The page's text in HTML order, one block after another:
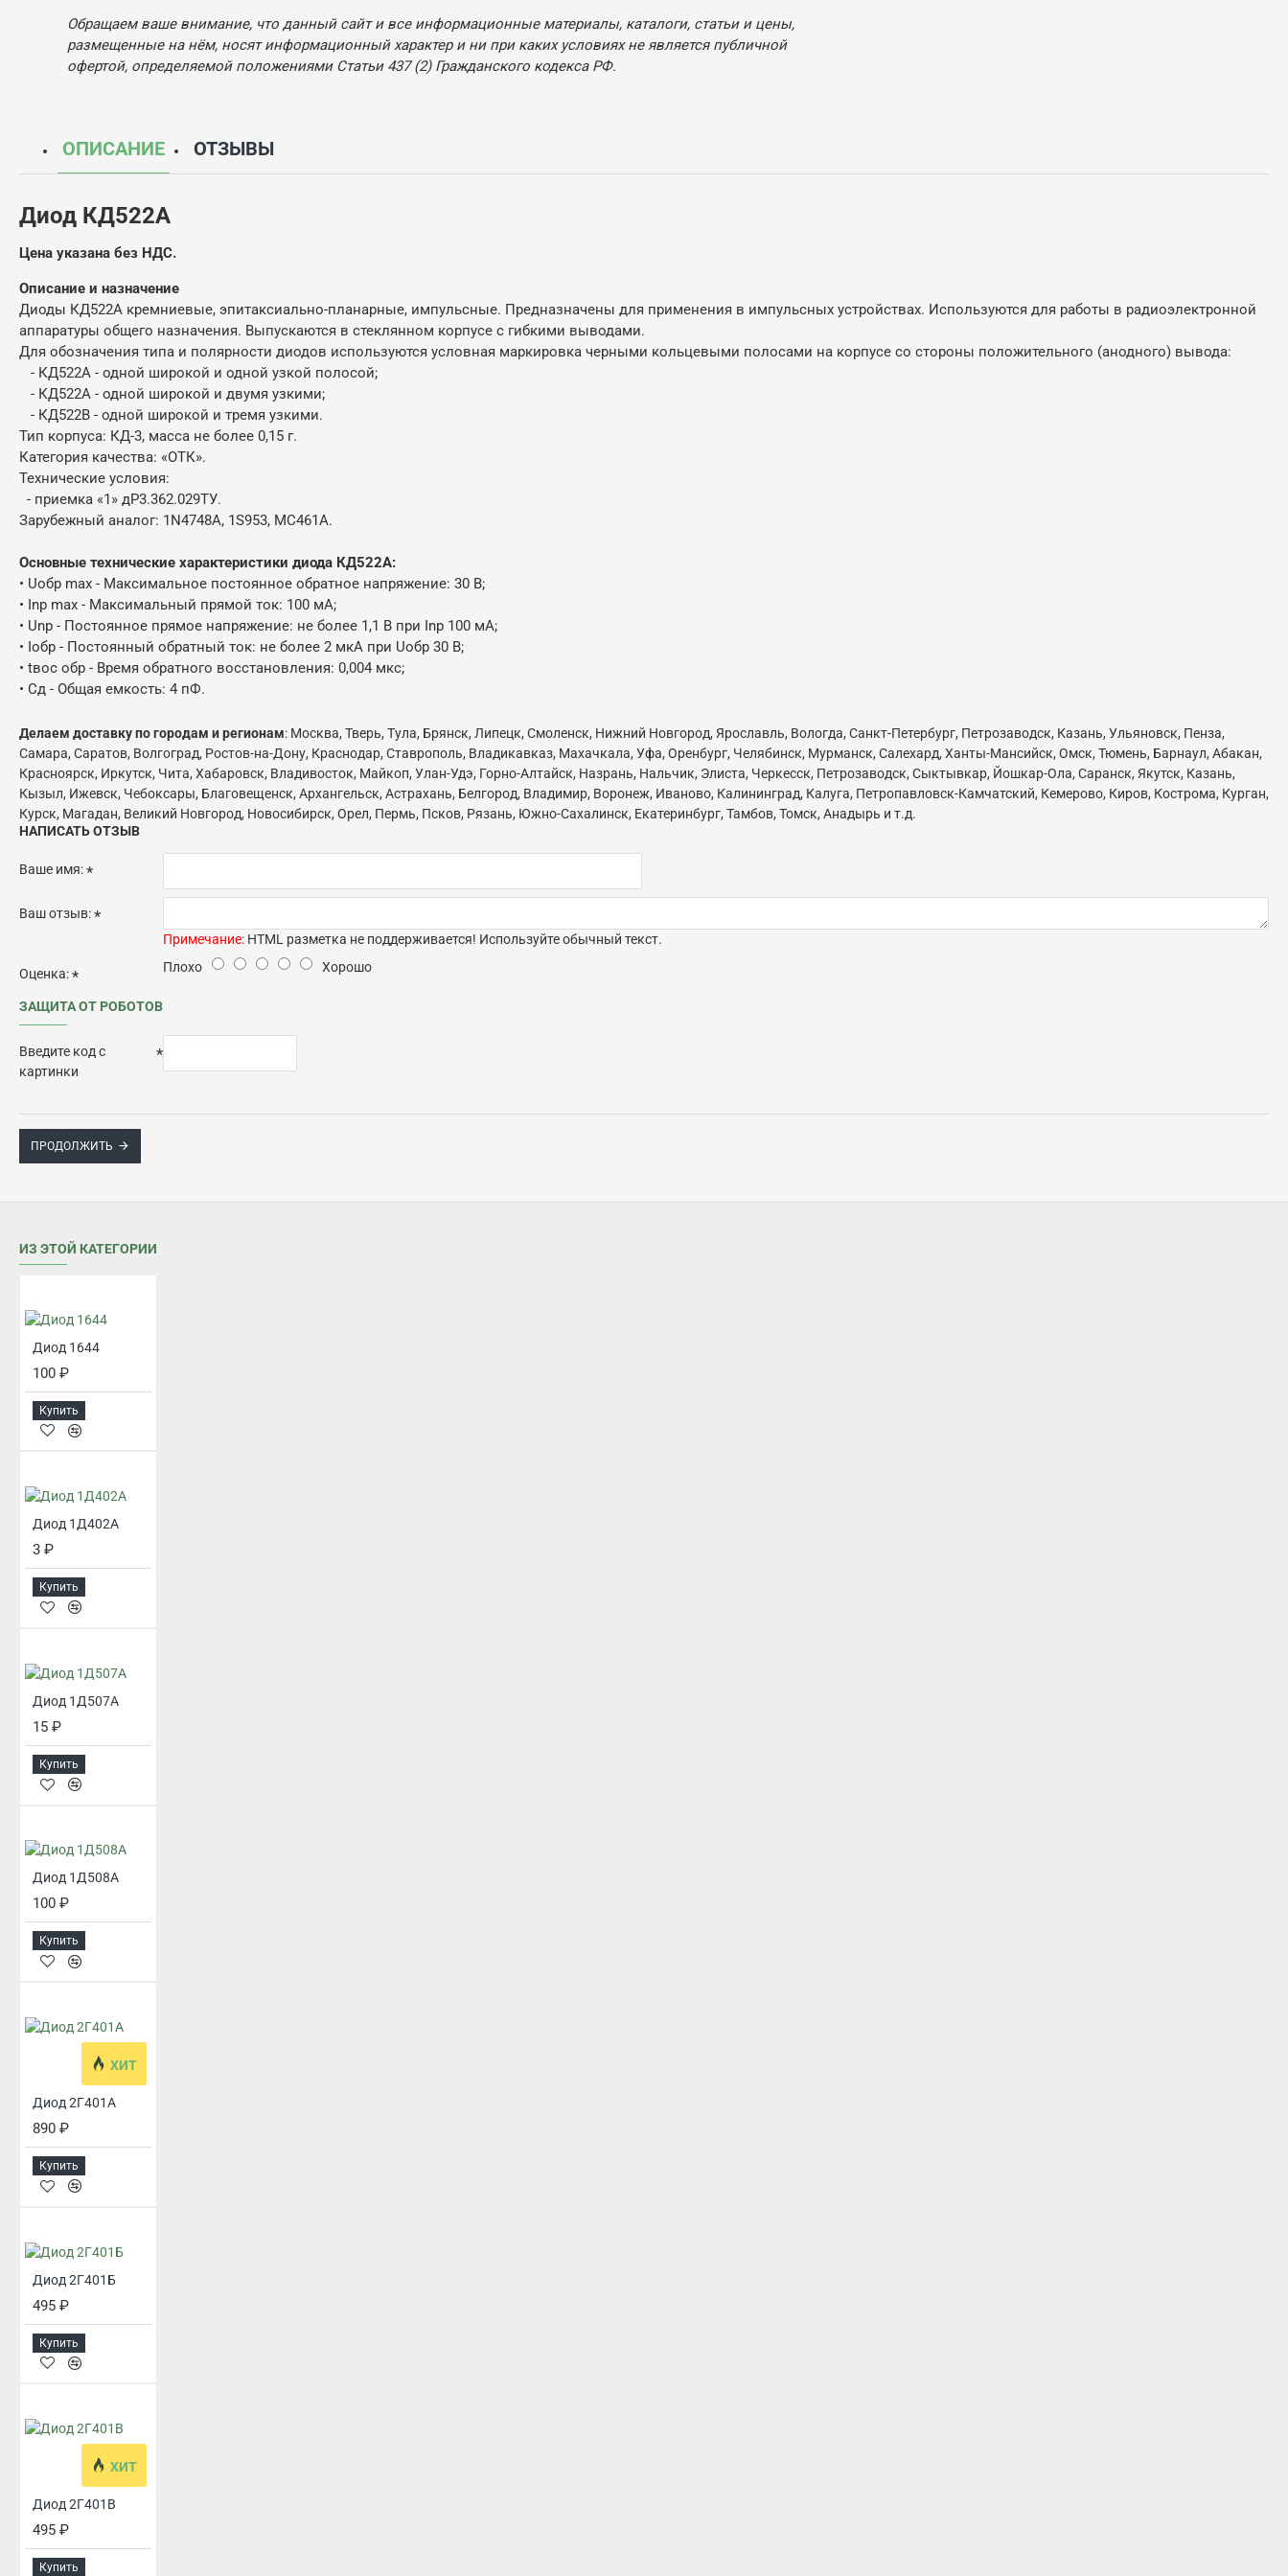
Обращаем ваше внимание, что данный сайт и все информационные материалы, каталоги, статьи и цены,
размещенные на нём, носят информационный характер и ни при каких условиях не является публичной
офертой, определяемой положениями Статьи 437 (2) Гражданского кодекса РФ.
ОПИСАНИЕ ОТЗЫВЫ
Диод КД522А
Цена указана без НДС.
Описание и назначение
Диоды КД522А кремниевые, эпитаксиально-планарные, импульсные. Предназначены для применения в импульсных устройствах. Используются для работы в радиоэлектронной
аппаратуры общего назначения. Выпускаются в стеклянном корпусе с гибкими выводами.
Для обозначения типа и полярности диодов используются условная маркировка черными кольцевыми полосами на корпусе со стороны положительного (анодного) вывода:
- КД522А - одной широкой и одной узкой полосой;
- КД522А - одной широкой и двумя узкими;
- КД522В - одной широкой и тремя узкими.
Тип корпуса: КД-3, масса не более 0,15 г.
Категория качества: «ОТК».
Технические условия:
- приемка «1» дР3.362.029ТУ.
Зарубежный аналог: 1N4748A, 1S953, MC461A.
Основные технические характеристики диода КД522А:
• Uoбp max - Максимальное постоянное обратное напряжение: 30 В;
• Inp max - Максимальный прямой ток: 100 мА;
• Unp - Постоянное прямое напряжение: не более 1,1 В при Inp 100 мА;
• Ioбp - Постоянный обратный ток: не более 2 мкА при Uoбp 30 В;
• tвoc обр - Время обратного восстановления: 0,004 мкс;
• Сд - Общая емкость: 4 пФ.
Делаем доставку по городам и регионам: Москва, Тверь, Тула, Брянск, Липецк, Смоленск, Нижний Новгород, Ярославль, Вологда, Санкт-Петербург, Петрозаводск, Казань, Ульяновск, Пенза,
Самара, Саратов, Волгоград, Ростов-на-Дону, Краснодар, Ставрополь, Владикавказ, Махачкала, Уфа, Оренбург, Челябинск, Мурманск, Салехард, Ханты-Мансийск, Омск, Тюмень, Барнаул, Абакан,
Красноярск, Иркутск, Чита, Хабаровск, Владивосток, Майкоп, Улан-Удэ, Горно-Алтайск, Назрань, Нальчик, Элиста, Черкесск, Петрозаводск, Сыктывкар, Йошкар-Ола, Саранск, Якутск, Казань,
Кызыл, Ижевск, Чебоксары, Благовещенск, Архангельск, Астрахань, Белгород, Владимир, Воронеж, Иваново, Калининград, Калуга, Петропавловск-Камчатский, Кемерово, Киров, Кострома, Курган,
Курск, Магадан, Великий Новгород, Новосибирск, Орел, Пермь, Псков, Рязань, Южно-Сахалинск, Екатеринбург, Тамбов, Томск, Анадырь и т.д.
НАПИСАТЬ ОТЗЫВ
Ваше имя:
Ваш отзыв:
Примечание: HTML разметка не поддерживается! Используйте обычный текст.
Оценка: Плохо Хорошо
ЗАЩИТА ОТ РОБОТОВ
Введите код с
картинки
ПРОДОЛЖИТЬ
ИЗ ЭТОЙ КАТЕГОРИИ
Диод 1644
100 ₽
Купить
Диод 1Д402А
3 ₽
Купить
Диод 1Д507А
15 ₽
Купить
Диод 1Д508А
100 ₽
Купить
ХИТ
Диод 2Г401А
890 ₽
Купить
Диод 2Г401Б
495 ₽
Купить
ХИТ
Диод 2Г401В
495 ₽
Купить